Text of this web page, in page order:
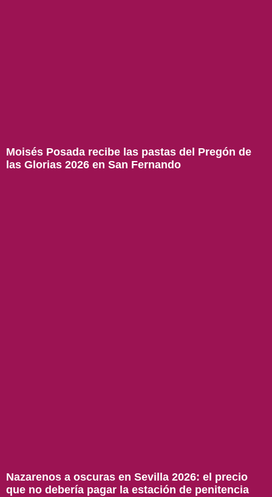
Moisés Posada recibe las pastas del Pregón de
las Glorias 2026 en San Fernando
Nazarenos a oscuras en Sevilla 2026: el precio
que no debería pagar la estación de penitencia